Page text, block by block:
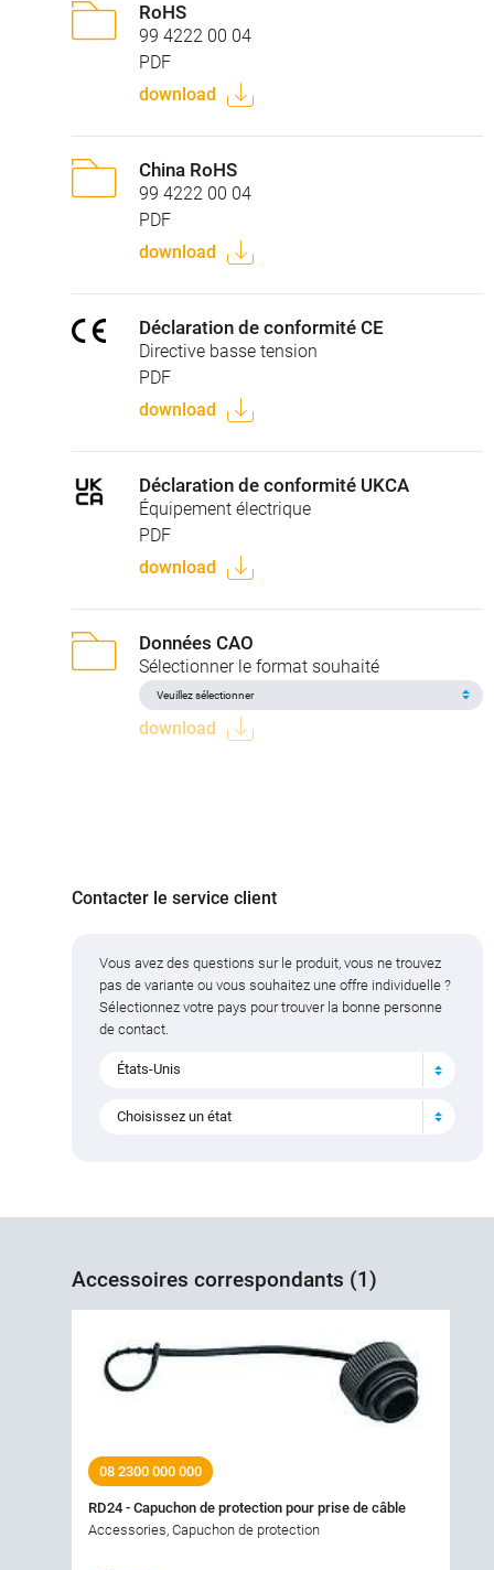
RoHS
99 4222 00 04
PDF
download
China RoHS
99 4222 00 04
PDF
download
Déclaration de conformité CE
Directive basse tension
PDF
download
Déclaration de conformité UKCA
Équipement électrique
PDF
download
Données CAO
Sélectionner le format souhaité
download
Contacter le service client
Vous avez des questions sur le produit, vous ne trouvez
pas de variante ou vous souhaitez une offre individuelle ?
Sélectionnez votre pays pour trouver la bonne personne
de contact.
États-Unis
Choisissez un état
Accessoires correspondants (1)
08 2300 000 000
RD24 - Capuchon de protection pour prise de câble
Accessories, Capuchon de protection